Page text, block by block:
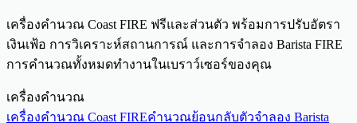
เครื่องคำนวณ Coast FIRE ฟรีและส่วนตัว พร้อมการปรับอัตรา
เงินเฟ้อ การวิเคราะห์สถานการณ์ และการจำลอง Barista FIRE
การคำนวณทั้งหมดทำงานในเบราว์เซอร์ของคุณ
เครื่องคำนวณ
เครื่องคำนวณ Coast FIREคำนวณย้อนกลับตัวจำลอง Barista